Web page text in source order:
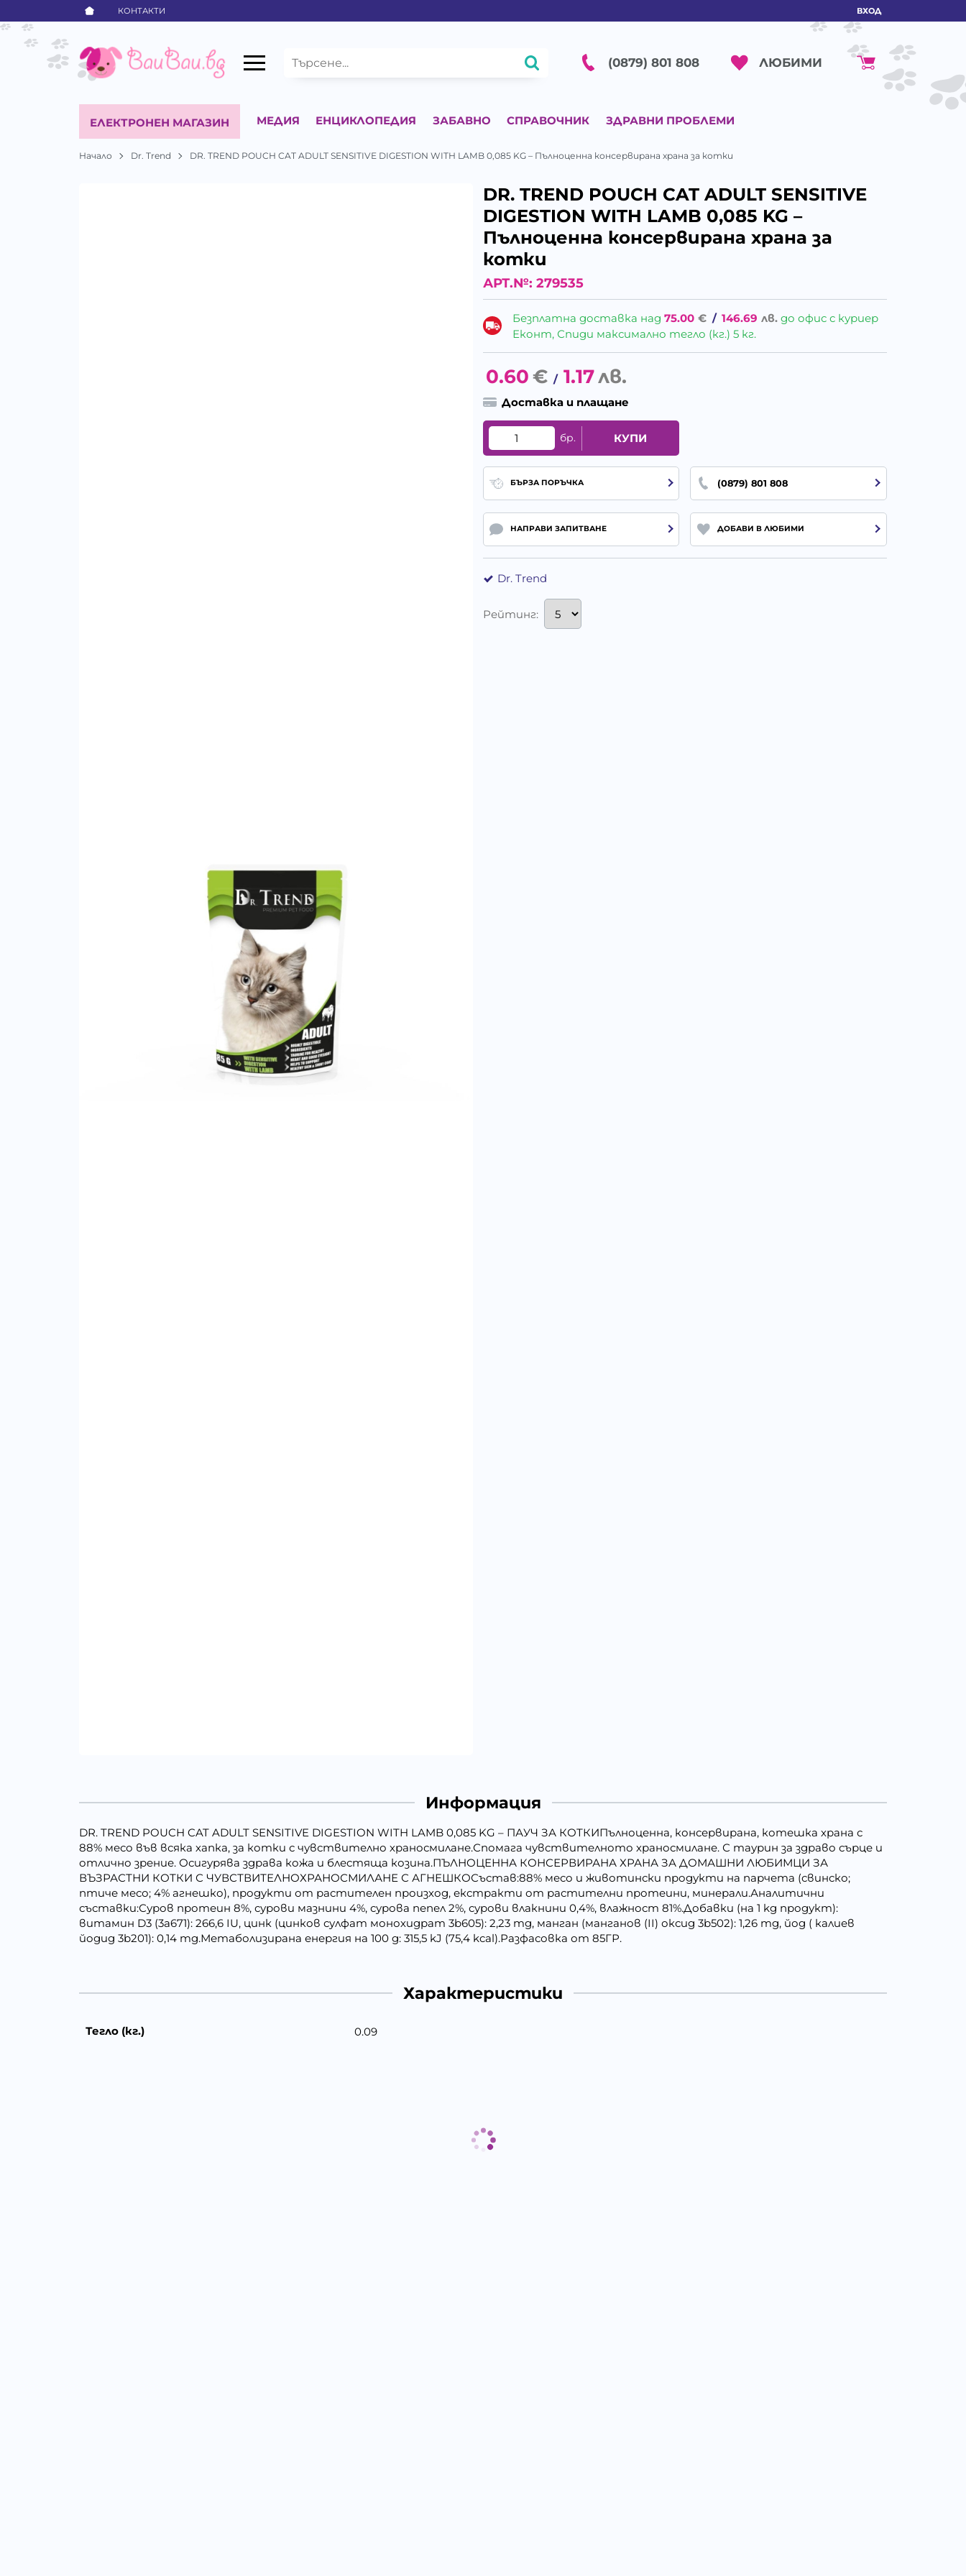
КОНТАКТИ ВХОД
(0879) 801 808 ЛЮБИМИ
ЕЛЕКТРОНЕН МАГАЗИН МЕДИЯ ЕНЦИКЛОПЕДИЯ ЗАБАВНО СПРАВОЧНИК ЗДРАВНИ ПРОБЛЕМИ
Начало Dr. Trend DR. TREND POUCH CAT ADULT SENSITIVE DIGESTION WITH LAMB 0,085 KG – Пълноценна консервирана храна за котки
DR. TREND POUCH CAT ADULT SENSITIVE
DIGESTION WITH LAMB 0,085 KG –
Пълноценна консервирана храна за
котки
АРТ.№: 279535
Безплатна доставка над75.00 € / 146.69 лв. до офис с куриер
Еконт, Спиди максимално тегло (кг.) 5 кг.
0.60€ / 1.17лв.
Доставка и плащане
бр. КУПИ
БЪРЗА ПОРЪЧКА (0879) 801 808
НАПРАВИ ЗАПИТВАНЕ ДОБАВИ В ЛЮБИМИ
Dr. Trend
Рейтинг:
Информация
DR. TREND POUCH CAT ADULT SENSITIVE DIGESTION WITH LAMB 0,085 KG – ПАУЧ ЗА КОТКИПълноценна, консервирана, котешка храна с
88% месо във всяка хапка, за котки с чувствително храносмилане.Спомага чувствителното храносмилане. С таурин за здраво сърце и
отлично зрение. Осигурява здрава кожа и блестяща козина.ПЪЛНОЦЕННА КОНСЕРВИРАНА ХРАНА ЗА ДОМАШНИ ЛЮБИМЦИ ЗА
ВЪЗРАСТНИ КОТКИ С ЧУВСТВИТЕЛНОХРАНОСМИЛАНЕ С АГНЕШКОСъстав:88% месо и животински продукти на парчета (свинско;
птиче месо; 4% агнешко), продукти от растителен произход, екстракти от растителни протеини, минерали.Аналитични
съставки:Суров протеин 8%, сурови мазнини 4%, сурова пепел 2%, сурови влакнини 0,4%, влажност 81%.Добавки (на 1 kg продукт):
витамин D3 (3a671): 266,6 IU, цинк (цинков сулфат монохидрат 3b605): 2,23 mg, манган (манганов (II) оксид 3b502): 1,26 mg, йод ( калиев
йодид 3b201): 0,14 mg.Метаболизирана енергия на 100 g: 315,5 kJ (75,4 kcal).Разфасовка от 85ГР.
Характеристики
Тегло (кг.) 0.09